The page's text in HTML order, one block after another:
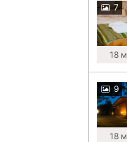
7
18 м
9
18 м